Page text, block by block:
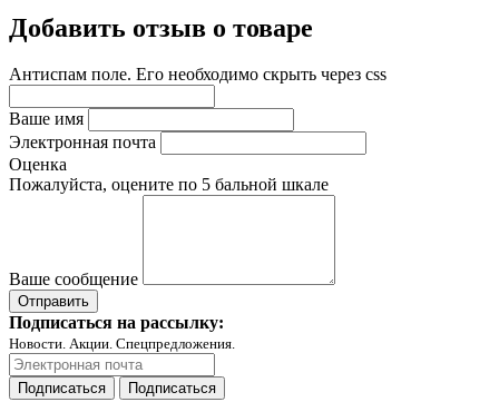
Добавить отзыв о товаре
Антиспам поле. Его необходимо скрыть через css
Ваше имя
Электронная почта
Оценка
Пожалуйста, оцените по 5 бальной шкале
Ваше сообщение
Подписаться на рассылку:
Новости. Акции. Спецпредложения.
Подписаться Подписаться